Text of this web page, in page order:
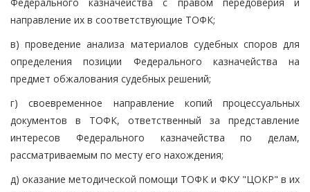
направление их в соответствующие ТОФК;
в) проведение анализа материалов судебных споров для
определения позиции Федерального казначейства на
предмет обжалования судебных решений;
г) своевременное направление копий процессуальных
документов в ТОФК, ответственный за представление
интересов Федерального казначейства по делам,
рассматриваемым по месту его нахождения;
д) оказание методической помощи ТОФК и ФКУ "ЦОКР" в их